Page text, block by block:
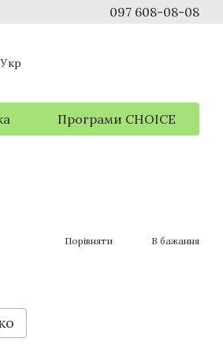
097 608-08-08
Укр
Програми CHOICE
Порівняти В бажання